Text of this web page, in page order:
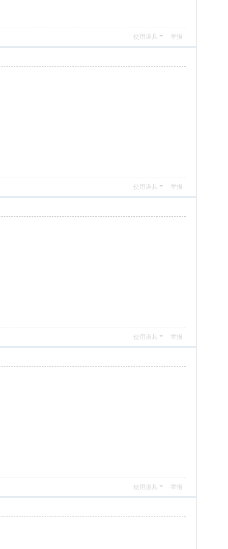
使用道具 举报
使用道具 举报
使用道具 举报
使用道具 举报